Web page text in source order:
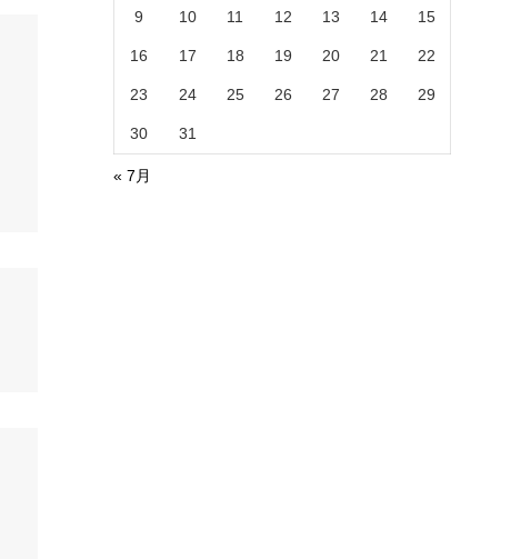
9 10 11 12 13 14 15
16 17 18 19 20 21 22
23 24 25 26 27 28 29
30 31
« 7月